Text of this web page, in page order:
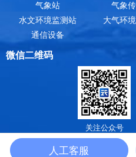
气象站 气象
水文环境监测站
大气环
通信设备
微信二维码
关注公众号
山东天合环境科技有限公司是 小型气象站
人工客服